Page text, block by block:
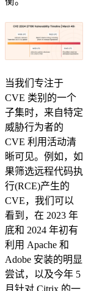
当我们专注于
CVE 类别的一个
子集时，来自特定
威胁行为者的
CVE 利用活动清
晰可见。例如，如
果筛选远程代码执
行(RCE)产生的
CVE，我们可以
看到，在 2023 年
底和 2024 年初有
利用 Apache 和
Adobe 安装的明显
尝试，以及今年 5